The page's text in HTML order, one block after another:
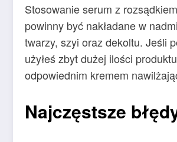
Stosowanie serum z
powinny być nakładane w
twarzy, szyi oraz dekoltu. Jeśli
użyłeś zbyt dużej ilości
odpowiednim kremem
Najczęstsze